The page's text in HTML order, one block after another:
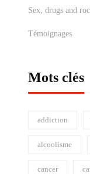
découvrir
Avr 16, 2018 1 114
Sex, drugs and
Témoignages
Mots clés
addiction
alcoolisme
cancer